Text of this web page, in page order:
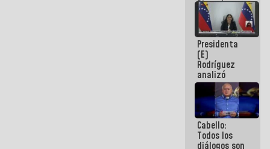
Dinorah
Figuera y
acuerdan
primer
encuentro
presencial
para el
diálogo
Presidenta
(E)
Rodríguez
analizó
junto a
gobernadores
planes de
recuperación
del Sistema
Eléctrico
Cabello:
Todos los
diálogos son